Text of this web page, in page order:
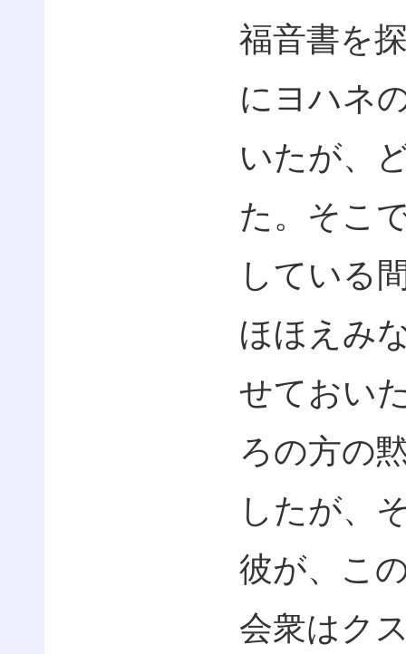
福音書を
にヨハネ
いたが、
た。そこ
している
ほほえみ
せておい
ろの方の
したが、
彼が、こ
会衆はク